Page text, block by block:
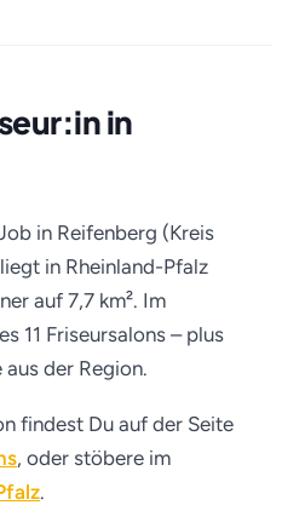
in
in Reifenberg (Kreis
in Rheinland-Pfalz
auf 7,7 km². Im
11 Friseursalons – plus
der Region.
findest Du auf der Seite
, oder stöbere im
.